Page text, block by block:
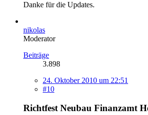
Danke für die Updates.
nikolas
Moderator
Beiträge
3.898
24. Oktober 2010 um 22:51
#10
Richtfest Neubau Finanzamt